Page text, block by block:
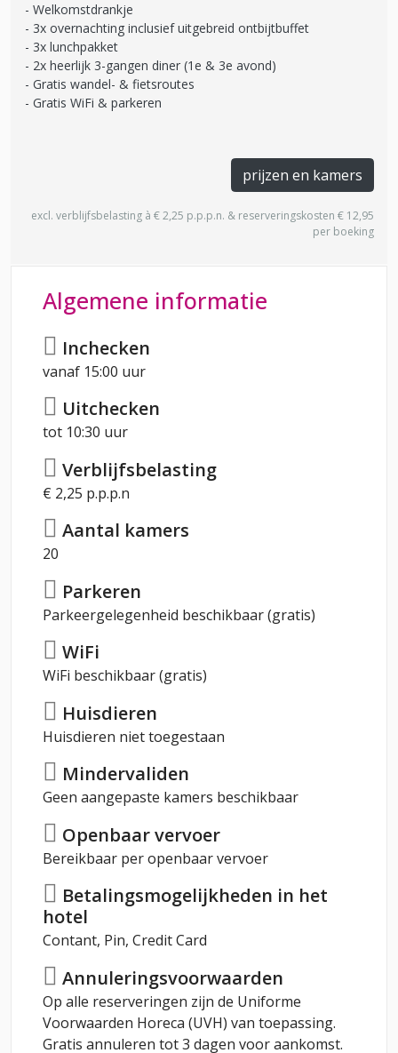
Welkomstdrankje
3x overnachting inclusief uitgebreid ontbijtbuffet
3x lunchpakket
2x heerlijk 3-gangen diner (1e & 3e avond)
Gratis wandel- & fietsroutes
Gratis WiFi & parkeren
prijzen en kamers
excl. verblijfsbelasting à € 2,25 p.p.p.n. & reserveringskosten € 12,95
per boeking
Algemene informatie
Inchecken
vanaf 15:00 uur
Uitchecken
tot 10:30 uur
Verblijfsbelasting
€ 2,25 p.p.p.n
Aantal kamers
20
Parkeren
Parkeergelegenheid beschikbaar (gratis)
WiFi
WiFi beschikbaar (gratis)
Huisdieren
Huisdieren niet toegestaan
Mindervaliden
Geen aangepaste kamers beschikbaar
Openbaar vervoer
Bereikbaar per openbaar vervoer
Betalingsmogelijkheden in het
hotel
Contant, Pin, Credit Card
Annuleringsvoorwaarden
Op alle reserveringen zijn de Uniforme
Voorwaarden Horeca (UVH) van toepassing.
Gratis annuleren tot 3 dagen voor aankomst.